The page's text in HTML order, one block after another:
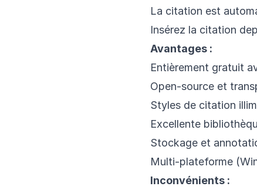
La citation est
Insérez la citation
Avantages :
Entièrement gratuit
Open-source et
Styles de citation
Excellente
Stockage et
Multi-plateforme
Inconvénients :